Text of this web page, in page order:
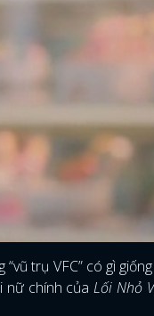
trụ VFC” có gì
nữ chính củaLối Nhỏ